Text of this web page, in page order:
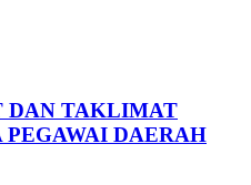
DAN TAKLIMAT
PEGAWAI DAERAH